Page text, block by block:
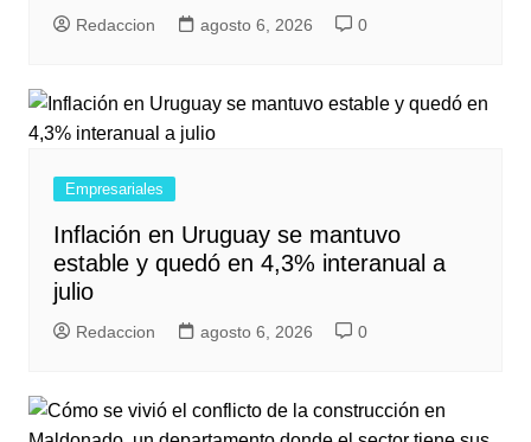
Redaccion agosto 6, 2026 0
Empresariales
Inflación en Uruguay se mantuvo
estable y quedó en 4,3% interanual a
julio
Redaccion agosto 6, 2026 0